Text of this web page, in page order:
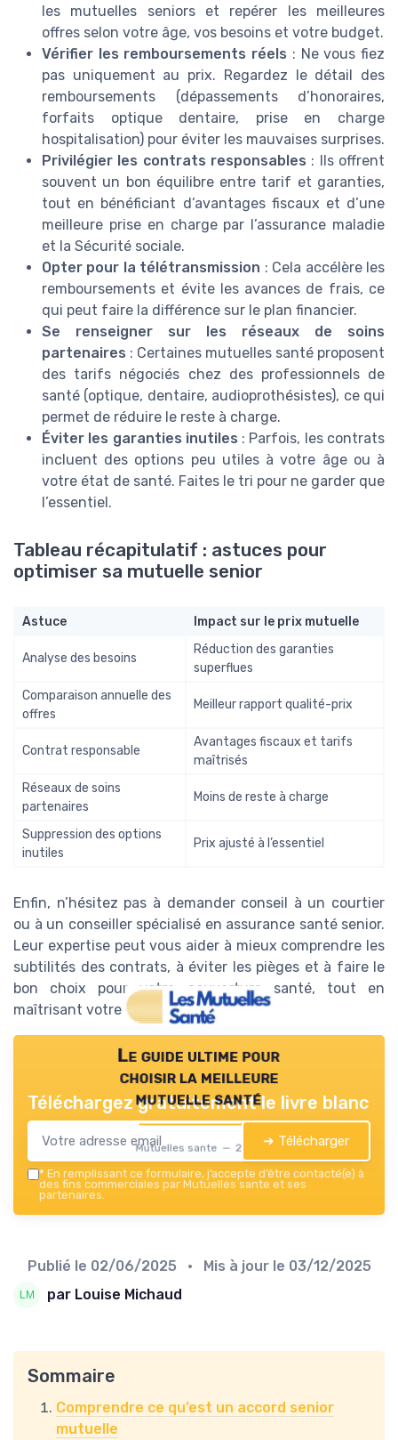
les mutuelles seniors et repérer les meilleures
offres selon votre âge, vos besoins et votre budget.
Vérifier les remboursements réels : Ne vous fiez
pas uniquement au prix. Regardez le détail des
remboursements (dépassements d’honoraires,
forfaits optique dentaire, prise en charge
hospitalisation) pour éviter les mauvaises surprises.
Privilégier les contrats responsables : Ils offrent
souvent un bon équilibre entre tarif et garanties,
tout en bénéficiant d’avantages fiscaux et d’une
meilleure prise en charge par l’assurance maladie
et la Sécurité sociale.
Opter pour la télétransmission : Cela accélère les
remboursements et évite les avances de frais, ce
qui peut faire la différence sur le plan financier.
Se renseigner sur les réseaux de soins
partenaires : Certaines mutuelles santé proposent
des tarifs négociés chez des professionnels de
santé (optique, dentaire, audioprothésistes), ce qui
permet de réduire le reste à charge.
Éviter les garanties inutiles : Parfois, les contrats
incluent des options peu utiles à votre âge ou à
votre état de santé. Faites le tri pour ne garder que
l’essentiel.
Tableau récapitulatif : astuces pour
optimiser sa mutuelle senior
Astuce Impact sur le prix mutuelle
Analyse des besoins
Réduction des garanties
superflues
Comparaison annuelle des
offres
Meilleur rapport qualité-prix
Contrat responsable
Avantages fiscaux et tarifs
maîtrisés
Réseaux de soins
partenaires
Moins de reste à charge
Suppression des options
inutiles
Prix ajusté à l’essentiel
Enfin, n’hésitez pas à demander conseil à un courtier
ou à un conseiller spécialisé en assurance santé senior.
Leur expertise peut vous aider à mieux comprendre les
subtilités des contrats, à éviter les pièges et à faire le
bon choix pour votre couverture santé, tout en
maîtrisant votre budget.
Le guide ultime pour
choisir la meilleure
mutuelle santé
Mutuelles sante — 2026
Téléchargez gratuitement le livre blanc
➔ Télécharger
* En remplissant ce formulaire, j’accepte d’être contacté(e) à
des fins commerciales par Mutuelles sante et ses
partenaires.
Publié le 02/06/2025 • Mis à jour le 03/12/2025
par Louise Michaud
Sommaire
Comprendre ce qu’est un accord senior
mutuelle